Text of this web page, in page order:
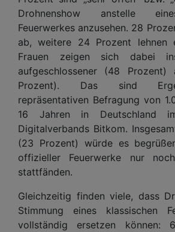
Drohnenshow anstelle
Feuerwerkes anzusehen. 28
ab, weitere 24 Prozent lehnen
Frauen zeigen sich dabei
aufgeschlossener (48
Prozent). Das sind
repräsentativen Befragung von
16 Jahren in Deutschland
Digitalverbands Bitkom.
(23 Prozent) würde es
offizieller Feuerwerke nur
stattfänden.
Gleichzeitig finden viele, dass
Stimmung eines klassischen
vollständig ersetzen können: